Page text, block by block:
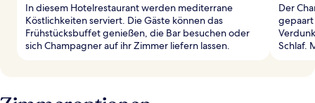
In diesem Hotelrestaurant werden mediterrane
Köstlichkeiten serviert. Die Gäste können das
Frühstücksbuffet genießen, die Bar besuchen oder
sich Champagner auf ihr Zimmer liefern lassen.
Der
Schlaf.